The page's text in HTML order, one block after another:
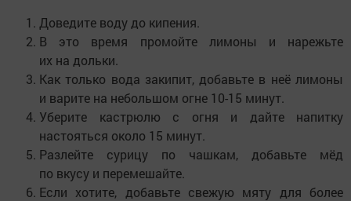
Доведите воду до кипения.
В это время промойте лимоны и нарежьте
их на дольки.
Как только вода закипит, добавьте в неё лимоны
и варите на небольшом огне 10-15 минут.
Уберите кастрюлю с огня и дайте напитку
настояться около 15 минут.
Разлейте сурицу по чашкам, добавьте мёд
по вкусу и перемешайте.
Если хотите, добавьте свежую мяту для более